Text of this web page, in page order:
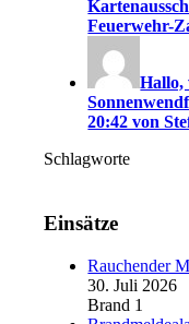
Feuerwehr-
Hallo,
20:42 von
Schlagworte
Einsätze
Rauchender
30. Juli 2026
Brand 1